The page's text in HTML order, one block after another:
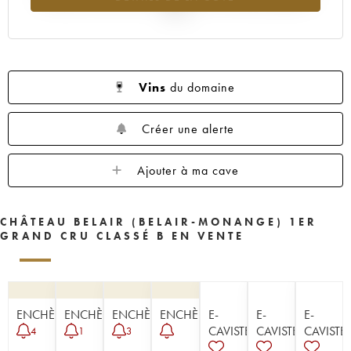
Vins du domaine
Créer une alerte
Ajouter à ma cave
CHÂTEAU BELAIR (BELAIR-MONANGE) 1ER
GRAND CRU CLASSÉ B EN VENTE
ENCHÈRE
4
ENCHÈRE
1
ENCHÈRE
3
ENCHÈREE-
CAVISTE
E-
CAVISTE
E-
CAVISTE